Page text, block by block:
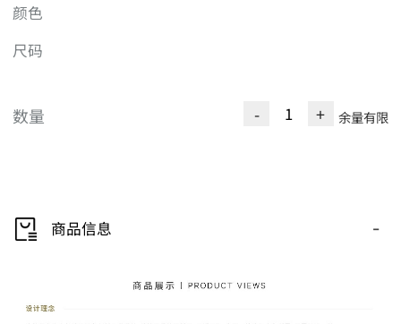
颜色
尺码
数量 - + 余量有限
商品信息 -